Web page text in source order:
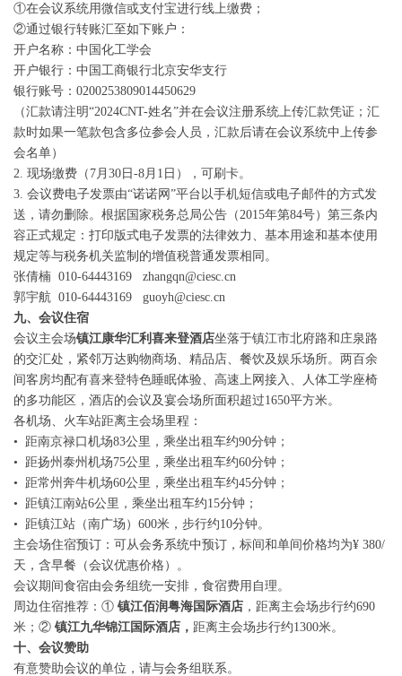
①在会议系统用微信或支付宝进行线上缴费；
②通过银行转账汇至如下账户：
开户名称：中国化工学会
开户银行：中国工商银行北京安华支行
银行账号：0200253809014450629
（汇款请注明“2024CNT-姓名”并在会议注册系统上传汇款凭证；汇
款时如果一笔款包含多位参会人员，汇款后请在会议系统中上传参
会名单）
2. 现场缴费（7月30日-8月1日），可刷卡。
3. 会议费电子发票由“诺诺网”平台以手机短信或电子邮件的方式发
送，请勿删除。根据国家税务总局公告（2015年第84号）第三条内
容正式规定：打印版式电子发票的法律效力、基本用途和基本使用
规定等与税务机关监制的增值税普通发票相同。
张倩楠 010-64443169 zhangqn@ciesc.cn
郭宇航 010-64443169 guoyh@ciesc.cn
九、会议住宿
会议主会场镇江康华汇利喜来登酒店坐落于镇江市北府路和庄泉路
的交汇处，紧邻万达购物商场、精品店、餐饮及娱乐场所。两百余
间客房均配有喜来登特色睡眠体验、高速上网接入、人体工学座椅
的多功能区，酒店的会议及宴会场所面积超过1650平方米。
各机场、火车站距离主会场里程：
• 距南京禄口机场83公里，乘坐出租车约90分钟；
• 距扬州泰州机场75公里，乘坐出租车约60分钟；
• 距常州奔牛机场60公里，乘坐出租车约45分钟；
• 距镇江南站6公里，乘坐出租车约15分钟；
• 距镇江站（南广场）600米，步行约10分钟。
主会场住宿预订：可从会务系统中预订，标间和单间价格均为¥ 380/
天，含早餐（会议优惠价格）。
会议期间食宿由会务组统一安排，食宿费用自理。
周边住宿推荐：① 镇江佰润粤海国际酒店 ，距离主会场步行约690
米；② 镇江九华锦江国际酒店， 距离主会场步行约1300米。
十、会议赞助
有意赞助会议的单位，请与会务组联系。